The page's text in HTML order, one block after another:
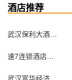
酒店推荐
武汉保利大酒店（原白玫瑰大酒店）
速7连锁酒店（钟家村归元寺店）（原汉阳火车站店）
武汉富华经济宾馆